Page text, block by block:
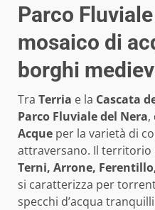
Parco
mosaico di
borghi
Tra Terria e la Cascata
Parco Fluviale del Nera,
Acque per la varietà di
attraversano. Il territorio
Terni, Arrone,
si caratterizza per
specchi d’acqua